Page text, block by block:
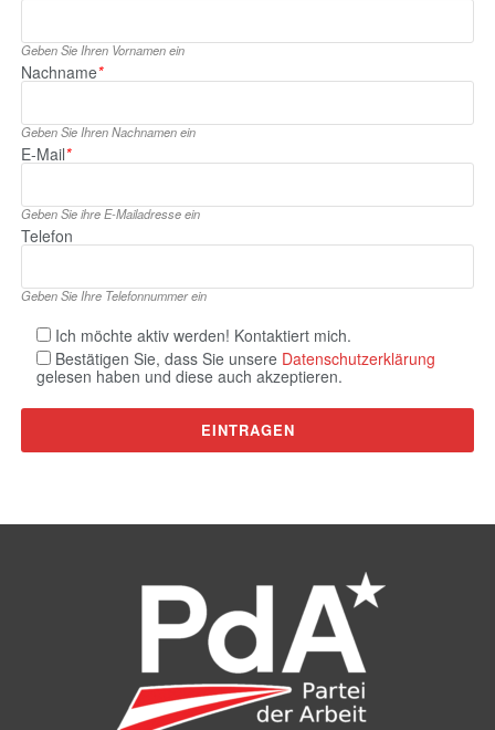
Geben Sie Ihren Vornamen ein
Nachname*
Geben Sie Ihren Nachnamen ein
E‑Mail*
Geben Sie ihre E‑Mailadresse ein
Telefon
Geben Sie Ihre Telefonnummer ein
Ich möchte aktiv werden! Kontaktiert mich.
Bestätigen Sie, dass Sie unsere Datenschutzerklärung
gelesen haben und diese auch akzeptieren.